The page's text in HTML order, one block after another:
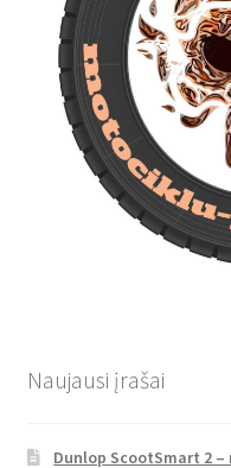
Naujausi įrašai
Dunlop ScootSmart 2